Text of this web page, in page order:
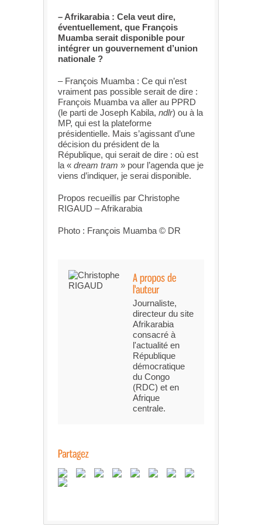
– Afrikarabia : Cela veut dire,
éventuellement, que François
Muamba serait disponible pour
intégrer un gouvernement d’union
nationale ?
– François Muamba : Ce qui n’est
vraiment pas possible serait de dire :
François Muamba va aller au PPRD
(le parti de Joseph Kabila, ndlr) ou à la
MP, qui est la plateforme
présidentielle. Mais s’agissant d’une
décision du président de la
République, qui serait de dire : où est
la « dream tram » pour l’agenda que je
viens d’indiquer, je serai disponible.
Propos recueillis par Christophe
RIGAUD – Afrikarabia
Photo : François Muamba © DR
Journaliste,
directeur du site
Afrikarabia
consacré à
l'actualité en
République
démocratique
du Congo
(RDC) et en
Afrique
centrale.